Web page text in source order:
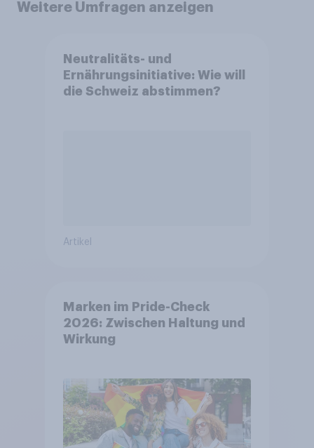
Weitere Umfragen anzeigen
Neutralitäts- und
Ernährungsinitiative: Wie will
die Schweiz abstimmen?
Artikel
Marken im Pride-Check
2026: Zwischen Haltung und
Wirkung